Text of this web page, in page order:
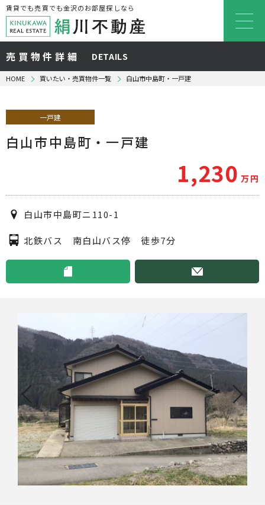
賃貸でも売買でも金沢のお部屋探しなら
売買物件詳細 DETAILS
HOME 買いたい・売買物件一覧 白山市中島町・一戸建
白山市中島町・一戸建
一戸建
1,230 万円
白山市中島町ニ110-1
北鉄バス 南白山バス停 徒歩7分